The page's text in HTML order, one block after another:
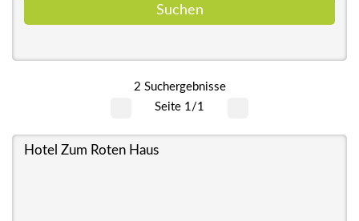
2 Suchergebnisse
Seite 1/1
Hotel Zum Roten Haus